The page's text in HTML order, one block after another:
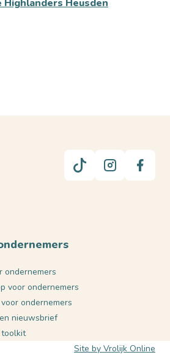
Heusden
ondernemers
voor ondernemers
ondernemers
nieuwsbrief
Site by Vrolijk Online